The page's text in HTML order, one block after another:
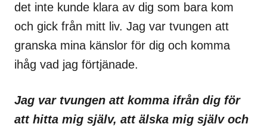
det inte kunde klara av dig som bara kom
och gick från mitt liv. Jag var tvungen att
granska mina känslor för dig och komma
ihåg vad jag förtjänade.
Jag var tvungen att komma ifrån dig för
att hitta mig själv, att älska mig själv och